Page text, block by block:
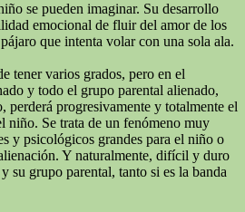
se pueden imaginar. Su desarrollo
emocional de fluir del amor de los
que intenta volar con una sola ala.
tener varios grados, pero en el
y todo el grupo parental alienado,
perderá progresivamente y totalmente el
niño. Se trata de un fenómeno muy
y psicológicos grandes para el niño o
Y naturalmente, difícil y duro
su grupo parental, tanto si es la banda